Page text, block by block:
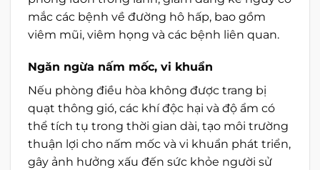
mắc các bệnh về đường hô hấp, bao gồm
viêm mũi, viêm họng và các bệnh liên quan.
Ngăn ngừa nấm mốc, vi khuẩn
Nếu phòng điều hòa không được trang bị
quạt thông gió, các khí độc hại và độ ẩm có
thể tích tụ trong thời gian dài, tạo môi trường
thuận lợi cho nấm mốc và vi khuẩn phát triển,
gây ảnh hưởng xấu đến sức khỏe người sử